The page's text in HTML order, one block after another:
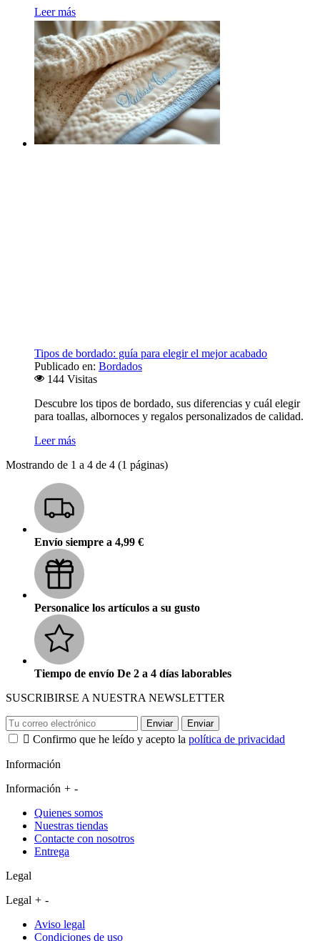
Leer más
Tipos de bordado: guía para elegir el mejor acabado
Publicado en: Bordados
144 Visitas
Descubre los tipos de bordado, sus diferencias y cuál elegir
para toallas, albornoces y regalos personalizados de calidad.
Leer más
Mostrando de 1 a 4 de 4 (1 páginas)
Envío siempre a 4,99 €
Personalice los artículos a su gusto
Tiempo de envío De 2 a 4 días laborables
SUSCRIBIRSE A NUESTRA NEWSLETTER
Enviar Enviar
 Confirmo que he leído y acepto la política de privacidad
Información
Información + -
Quienes somos
Nuestras tiendas
Contacte con nosotros
Entrega
Legal
Legal + -
Aviso legal
Condiciones de uso